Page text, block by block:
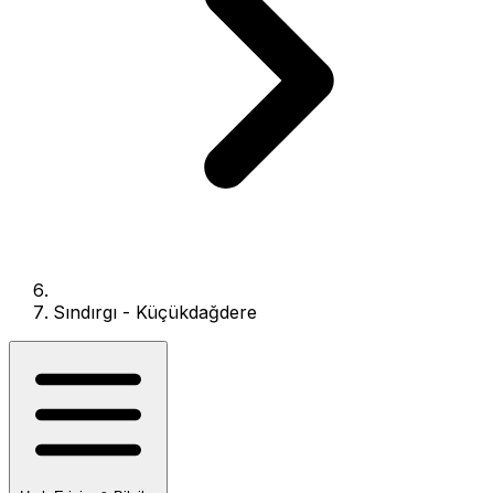
Sındırgı - Küçükdağdere